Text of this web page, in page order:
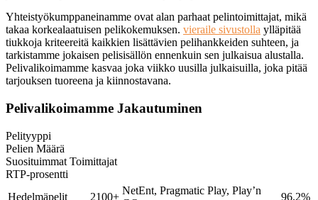
Yhteistyökumppaneinamme ovat alan parhaat pelintoimittajat, mikä
takaa korkealaatuisen pelikokemuksen. vieraile sivustolla ylläpitää
tiukkoja kriteereitä kaikkien lisättävien pelihankkeiden suhteen, ja
tarkistamme jokaisen pelisisällön ennenkuin sen julkaisua alustalla.
Pelivalikoimamme kasvaa joka viikko uusilla julkaisuilla, joka pitää
tarjouksen tuoreena ja kiinnostavana.
Pelivalikoimamme Jakautuminen
Pelityyppi
Pelien Määrä
Suosituimmat Toimittajat
RTP-prosentti
Hedelmäpelit
2100+
NetEnt, Pragmatic Play, Play’n
96.2%